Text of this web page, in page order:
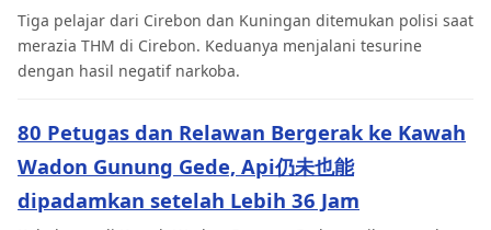
Tiga pelajar dari Cirebon dan Kuningan ditemukan polisi saat
merazia THM di Cirebon. Keduanya menjalani tesurine
dengan hasil negatif narkoba.
80 Petugas dan Relawan Bergerak ke Kawah
Wadon Gunung Gede, Api仍未也能
dipadamkan setelah Lebih 36 Jam